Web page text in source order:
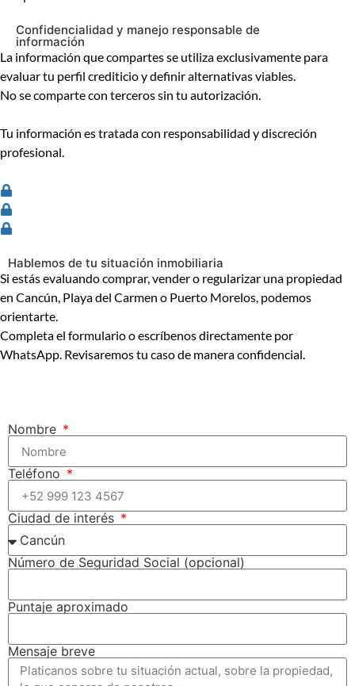
Confidencialidad y manejo responsable de
información
La información que compartes se utiliza exclusivamente para
evaluar tu perfil crediticio y definir alternativas viables.
No se comparte con terceros sin tu autorización.
Tu información es tratada con responsabilidad y discreción
profesional.
Hablemos de tu situación inmobiliaria
Si estás evaluando comprar, vender o regularizar una propiedad
en Cancún, Playa del Carmen o Puerto Morelos, podemos
orientarte.
Completa el formulario o escríbenos directamente por
WhatsApp. Revisaremos tu caso de manera confidencial.
Nombre
Teléfono
Ciudad de interés
Número de Seguridad Social (opcional)
Puntaje aproximado
Mensaje breve